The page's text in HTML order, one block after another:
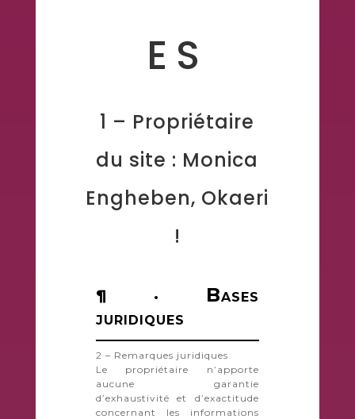
ES
1 – Propriétaire
du site : Monica
Engheben, Okaeri
!
¶ · BASES
JURIDIQUES
2 – Remarques juridiques
Le propriétaire n’apporte
aucune garantie
d’exhaustivité et d’exactitude
concernant les informations